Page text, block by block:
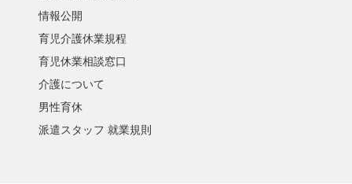
情報公開
育児介護休業規程
育児休業相談窓口
介護について
男性育休
派遣スタッフ 就業規則